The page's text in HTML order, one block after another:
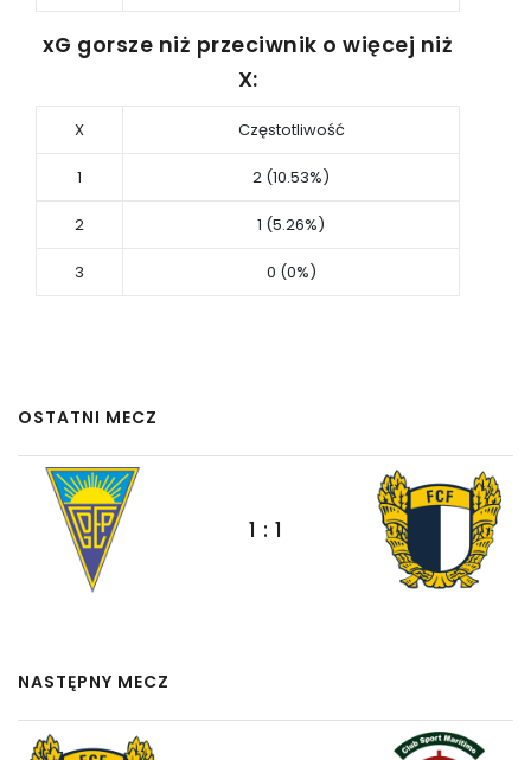
xG gorsze niż przeciwnik o więcej niż
X:
X Częstotliwość
1 2 (10.53%)
2 1 (5.26%)
3 0 (0%)
OSTATNI MECZ
1 : 1
NASTĘPNY MECZ